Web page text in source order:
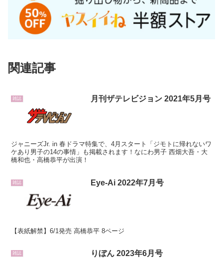
関連記事
雑誌 月刊ザテレビジョン 2021年5月号
ジャニーズJr. in 春ドラマ特集で、4月スタート「ジモトに帰れないワ
ケあり男子の14の事情」も掲載されます！なにわ男子 西畑大吾・大
橋和也・高橋恭平が出演！
雑誌 Eye-Ai 2022年7月号
【表紙解禁】6/1発売 高橋恭平 8ページ
雑誌 りぼん 2023年6月号